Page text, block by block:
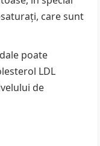
care sunt
poate
LDL
de